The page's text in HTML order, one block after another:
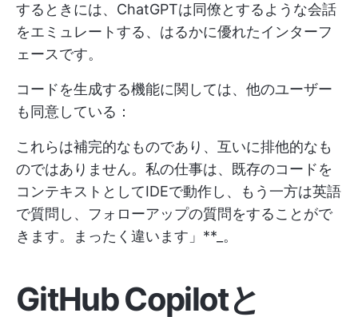
するときには、ChatGPTは同僚とするような会話
をエミュレートする、はるかに優れたインターフ
ェースです。
コードを生成する機能に関しては、他のユーザー
も同意している：
これらは補完的なものであり、互いに排他的なも
のではありません。私の仕事は、既存のコードを
コンテキストとしてIDEで動作し、もう一方は英語
で質問し、フォローアップの質問をすることがで
きます。まったく違います」**_。
GitHub Copilotと